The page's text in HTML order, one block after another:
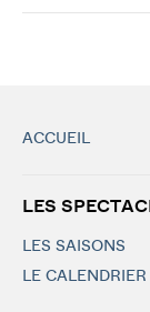
ACCUEIL
LES
LES SAISONS
LE CALENDRIER